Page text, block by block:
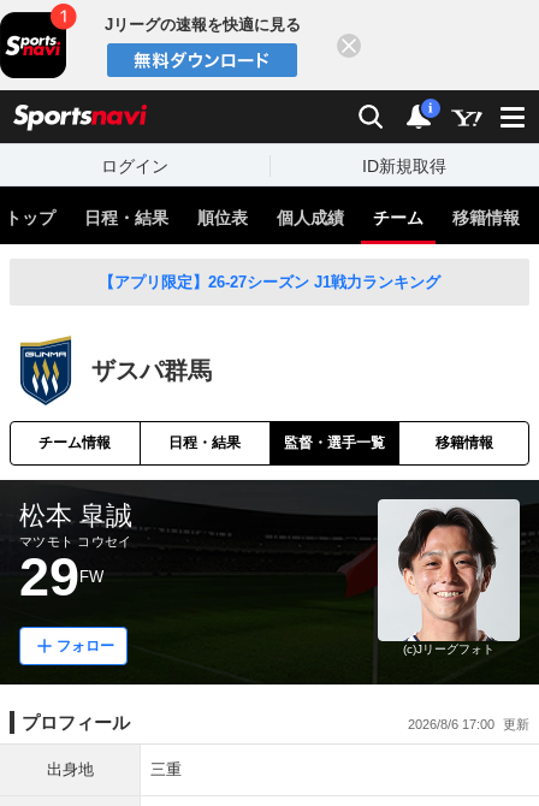
Jリーグの速報を快適に見る
検索 通知
i
ログイン ID新規取得
トップ 日程・結果 順位表 個人成績 チーム 移籍情報
【アプリ限定】26-27シーズン J1戦力ランキング
ザスパ群馬
チーム情報 日程・結果 監督・選手一覧 移籍情報
松本 皐誠
マツモト コウセイ
29 FW
フォロー (c)Jリーグフォト
プロフィール 2026/8/6 17:00
出身地 三重